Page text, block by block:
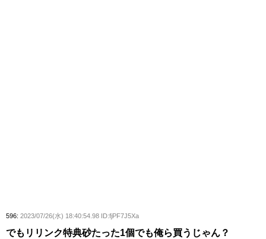
596: 2023/07/26(水) 18:40:54.98 ID:fjPF7J5Xa
でもリリンク特典砂たった1個でも俺ら買うじゃん？